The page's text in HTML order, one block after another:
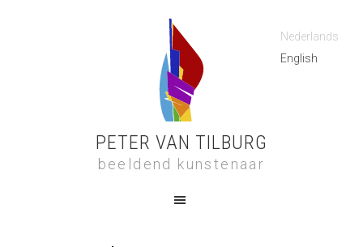
Nederlands
English
PETER VAN TILBURG
beeldend kunstenaar